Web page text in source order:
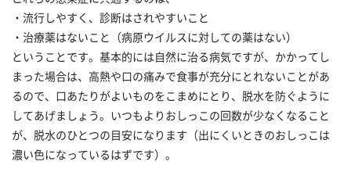
・流行しやすく、診断はされやすいこと
・治療薬はないこと（病原ウイルスに対しての薬はない）
ということです。基本的には自然に治る病気ですが、かかってし
まった場合は、高熱や口の痛みで食事が充分にとれないことがあ
るので、口あたりがよいものをこまめにとり、脱水を防ぐように
してあげましょう。いつもよりおしっこの回数が少なくなること
が、脱水のひとつの目安になります（出にくいときのおしっこは
濃い色になっているはずです）。